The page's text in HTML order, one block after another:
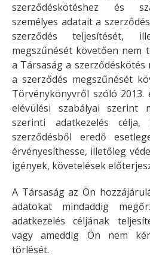
szerződéskötéshez és
személyes adatait a
szerződés teljesítését,
megszűnését követően nem
a Társaság a
a szerződés megszűnését
Törvénykönyvről szóló 2013.
elévülési szabályai szerint
szerinti adatkezelés
szerződésből eredő
érvényesíthesse, illetőleg
igények, követelések
A Társaság az Ön
adatokat mindaddig
adatkezelés céljának
vagy ameddig Ön nem
törlését.